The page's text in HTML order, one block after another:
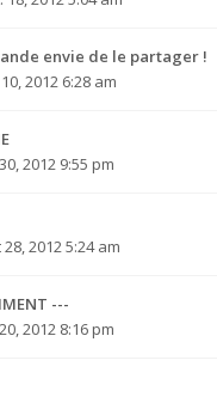
envie de le partager !
2012 6:28 am
2012 9:55 pm
2012 5:24 am
---
2012 8:16 pm